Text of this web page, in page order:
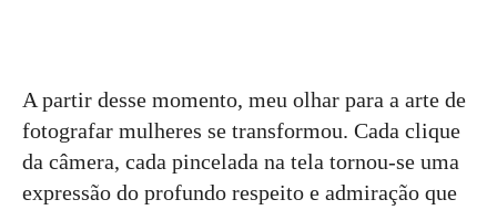
A partir desse momento, meu olhar para a arte de
fotografar mulheres se transformou. Cada clique
da câmera, cada pincelada na tela tornou-se uma
expressão do profundo respeito e admiração que